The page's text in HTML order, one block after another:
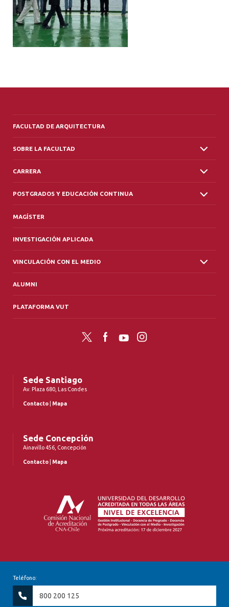
FACULTAD DE ARQUITECTURA
SOBRE LA FACULTAD
CARRERA
POSTGRADOS Y EDUCACIÓN CONTINUA
MAGÍSTER
INVESTIGACIÓN APLICADA
VINCULACIÓN CON EL MEDIO
ALUMNI
PLATAFORMA VUT
Twitter FacebookYouTubeInstagram
Sede Santiago
Av. Plaza 680, Las Condes
Contacto Mapa
Sede Concepción
Ainavillo 456, Concepción
Contacto Mapa
Teléfono:
800 200 125